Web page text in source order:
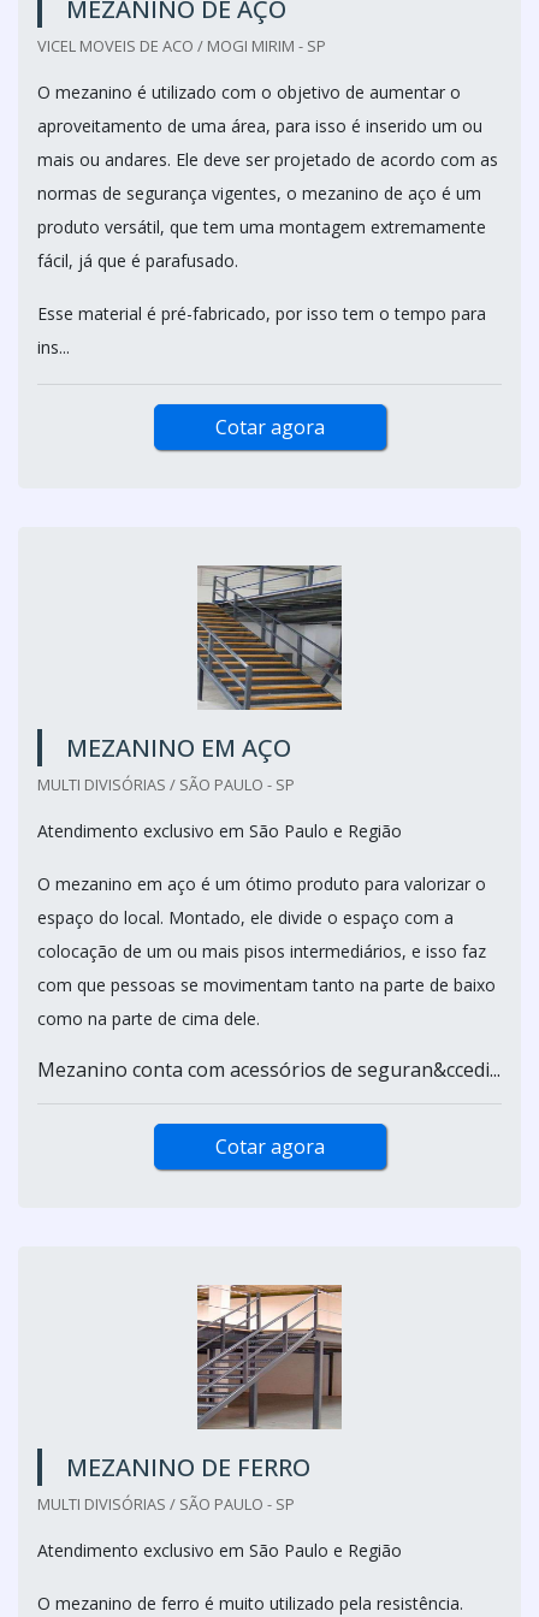
MEZANINO DE AÇO
VICEL MOVEIS DE ACO / MOGI MIRIM - SP
O mezanino é utilizado com o objetivo de aumentar o
aproveitamento de uma área, para isso é inserido um ou
mais ou andares. Ele deve ser projetado de acordo com as
normas de segurança vigentes, o mezanino de aço é um
produto versátil, que tem uma montagem extremamente
fácil, já que é parafusado.
Esse material é pré-fabricado, por isso tem o tempo para
ins...
Cotar agora
MEZANINO EM AÇO
MULTI DIVISÓRIAS / SÃO PAULO - SP
Atendimento exclusivo em São Paulo e Região
O mezanino em aço é um ótimo produto para valorizar o
espaço do local. Montado, ele divide o espaço com a
colocação de um ou mais pisos intermediários, e isso faz
com que pessoas se movimentam tanto na parte de baixo
como na parte de cima dele.
Mezanino conta com acessórios de seguran&ccedi...
Cotar agora
MEZANINO DE FERRO
MULTI DIVISÓRIAS / SÃO PAULO - SP
Atendimento exclusivo em São Paulo e Região
O mezanino de ferro é muito utilizado pela resistência.